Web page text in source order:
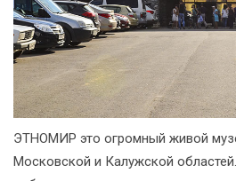
ЭТНОМИР это огромный живой
Московской и Калужской